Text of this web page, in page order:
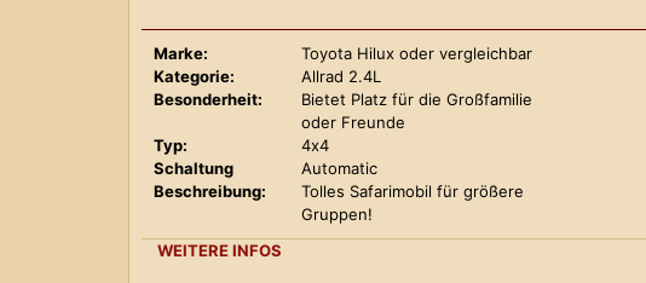
Marke:
Toyota Hilux oder vergleichbar
Kategorie:
Allrad 2.4L
Besonderheit:
Bietet Platz für die Großfamilie
oder Freunde
Typ:
4x4
Schaltung
Automatic
Beschreibung:
Tolles Safarimobil für größere
Gruppen!
WEITERE INFOS